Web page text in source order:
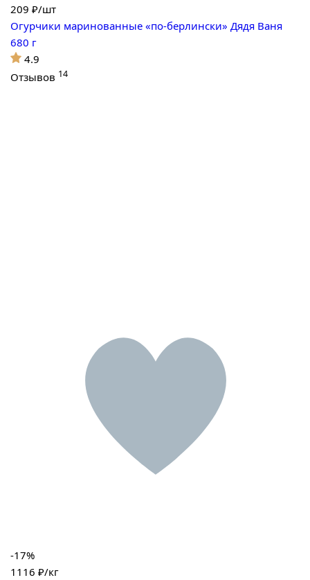
209 ₽/шт
Огурчики маринованные «по-берлински» Дядя Ваня
680 г
4.9
Отзывов 14
-17%
1116 ₽/кг